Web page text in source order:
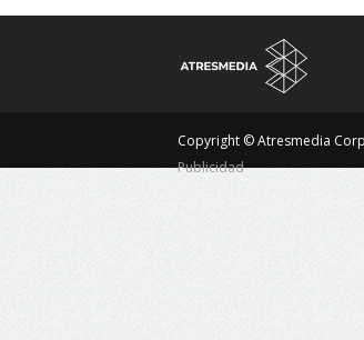
Copyright © Atresmedia
Publicidad